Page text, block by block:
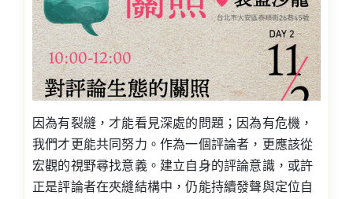
因為有裂縫，才能看見深處的問題；因為有危機，
我們才更能共同努力。作為一個評論者，更應該從
宏觀的視野尋找意義。建立自身的評論意識，或許
正是評論者在夾縫結構中，仍能持續發聲與定位自